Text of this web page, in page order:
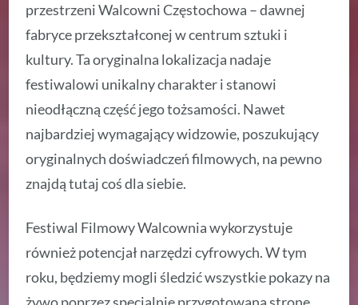
przestrzeni Walcowni Częstochowa – dawnej
fabryce przekształconej w centrum sztuki i
kultury. Ta oryginalna lokalizacja nadaje
festiwalowi unikalny charakter i stanowi
nieodłączną część jego tożsamości. Nawet
najbardziej wymagający widzowie, poszukujący
oryginalnych doświadczeń filmowych, na pewno
znajdą tutaj coś dla siebie.
Festiwal Filmowy Walcownia wykorzystuje
również potencjał narzędzi cyfrowych. W tym
roku, będziemy mogli śledzić wszystkie pokazy na
żywo poprzez specjalnie przygotowaną stronę